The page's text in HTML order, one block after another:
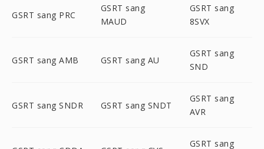
GSRT sang PRC
GSRT sang
MAUD
GSRT sang
8SVX
GSRT sang AMB GSRT sang AU
GSRT sang
SND
GSRT sang SNDR GSRT sang SNDT
GSRT sang
AVR
GSRT sang